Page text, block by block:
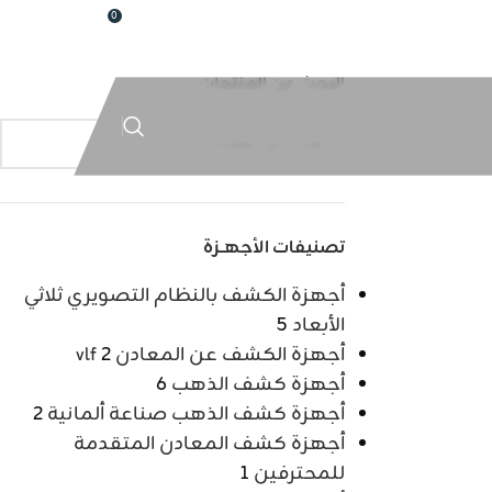
0
البحث عن المنتجات
تصنيفات الأجهــزة
أجهزة الكشف بالنظام التصويري ثلاثي
الأبعاد 5
أجهزة الكشف عن المعادن vlf2
أجهزة كشف الذهب 6
أجهزة كشف الذهب صناعة ألمانية2
أجهزة كشف المعادن المتقدمة
للمحترفين 1